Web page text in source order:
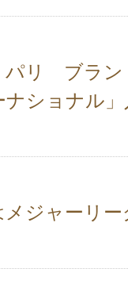
リ ブラン
ショナル
ジャーリー